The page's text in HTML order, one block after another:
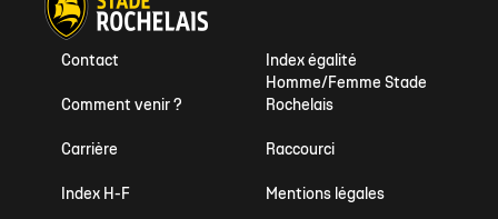
Index égalité
Homme/Femme Stade
Rochelais
Contact
Comment venir ?
Raccourci
Carrière
Mentions légales
Index H-F